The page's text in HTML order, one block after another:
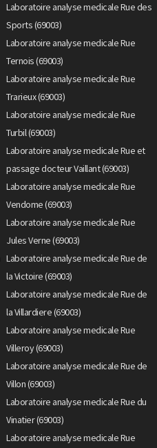
Laboratoire analyse medicale Rue des
Sports (69003)
Laboratoire analyse medicale Rue
Ternois (69003)
Laboratoire analyse medicale Rue
Trarieux (69003)
Laboratoire analyse medicale Rue
Turbil (69003)
Laboratoire analyse medicale Rue et
passage docteur Vaillant (69003)
Laboratoire analyse medicale Rue
Vendome (69003)
Laboratoire analyse medicale Rue
Jules Verne (69003)
Laboratoire analyse medicale Rue de
la Victoire (69003)
Laboratoire analyse medicale Rue de
la Villardiere (69003)
Laboratoire analyse medicale Rue
Villeroy (69003)
Laboratoire analyse medicale Rue de
Villon (69003)
Laboratoire analyse medicale Rue du
Vinatier (69003)
Laboratoire analyse medicale Rue